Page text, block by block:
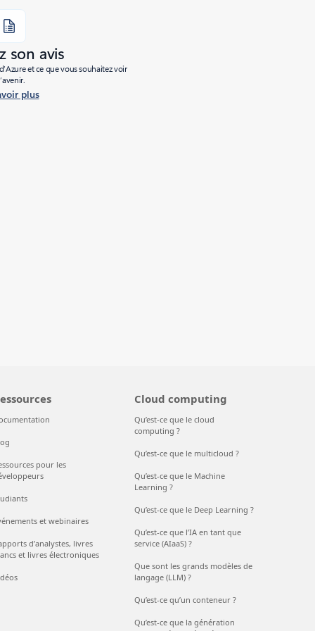
son avis
et ce que vous souhaitez voir
plus
pour les
et webinaires
d’analystes, livres
et livres électroniques
Cloud computing
Qu’est-ce que le cloud
computing ?
Qu’est-ce que le multicloud ?
Qu’est-ce que le Machine
Learning ?
Qu’est-ce que le Deep Learning ?
Qu’est-ce que l’IA en tant que
service (AIaaS) ?
Que sont les grands modèles de
langage (LLM) ?
Qu’est-ce qu’un conteneur ?
Qu’est-ce que la génération